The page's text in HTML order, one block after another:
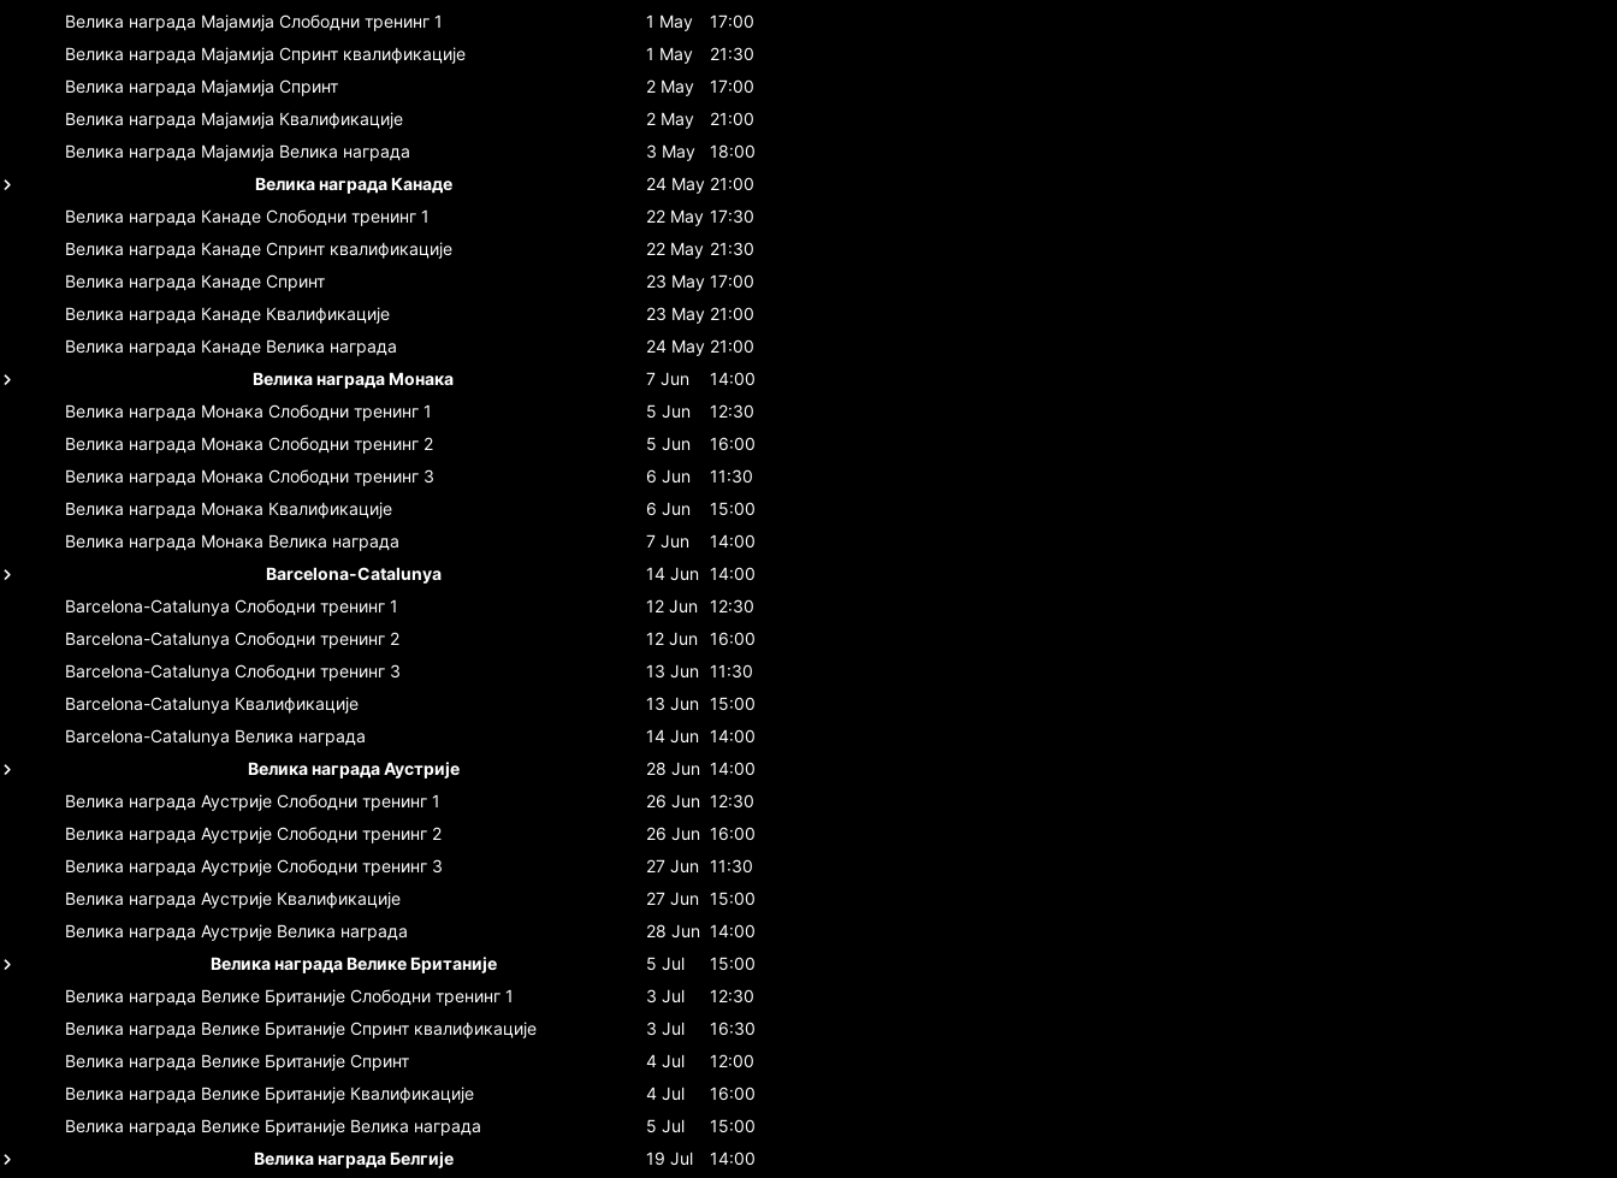
Велика награда Мајамија Слободни тренинг 1 1 May
17:00
Велика награда Мајамија Спринт квалификације 1 May
21:30
Велика награда Мајамија Спринт 2 May
17:00
Велика награда Мајамија Квалификације 2 May
21:00
Велика награда Мајамија Велика награда 3 May
18:00
Велика награда Канаде
24 May 21:00
Велика награда Канаде Слободни тренинг 1 22 May 17:30
Велика награда Канаде Спринт квалификације 22 May 21:30
Велика награда Канаде Спринт 23 May 17:00
Велика награда Канаде Квалификације 23 May 21:00
Велика награда Канаде Велика награда 24 May 21:00
Велика награда Монака
7 Jun
14:00
Велика награда Монака Слободни тренинг 1 5 Jun
12:30
Велика награда Монака Слободни тренинг 2 5 Jun
16:00
Велика награда Монака Слободни тренинг 3 6 Jun
11:30
Велика награда Монака Квалификације 6 Jun
15:00
Велика награда Монака Велика награда 7 Jun
14:00
Barcelona-Catalunya
14 Jun 14:00
Barcelona-Catalunya Слободни тренинг 1 12 Jun 12:30
Barcelona-Catalunya Слободни тренинг 2 12 Jun 16:00
Barcelona-Catalunya Слободни тренинг 3 13 Jun 11:30
Barcelona-Catalunya Квалификације 13 Jun 15:00
Barcelona-Catalunya Велика награда 14 Jun 14:00
Велика награда Аустрије
28 Jun 14:00
Велика награда Аустрије Слободни тренинг 1 26 Jun 12:30
Велика награда Аустрије Слободни тренинг 2 26 Jun 16:00
Велика награда Аустрије Слободни тренинг 3 27 Jun 11:30
Велика награда Аустрије Квалификације 27 Jun 15:00
Велика награда Аустрије Велика награда 28 Jun 14:00
Велика награда Велике Британије
5 Jul
15:00
Велика награда Велике Британије Слободни тренинг 1 3 Jul
12:30
Велика награда Велике Британије Спринт квалификације 3 Jul
16:30
Велика награда Велике Британије Спринт 4 Jul
12:00
Велика награда Велике Британије Квалификације 4 Jul
16:00
Велика награда Велике Британије Велика награда 5 Jul
15:00
Велика награда Белгије
19 Jul
14:00